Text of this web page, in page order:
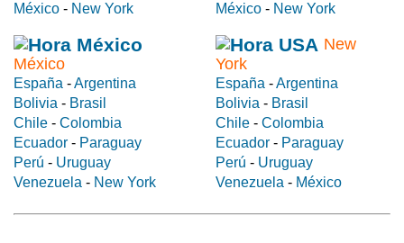
México - New York
México - New York
México
España -Argentina
Bolivia - Brasil
Chile - Colombia
Ecuador - Paraguay
Perú - Uruguay
Venezuela - New York
New
York
España -Argentina
Bolivia - Brasil
Chile - Colombia
Ecuador - Paraguay
Perú - Uruguay
Venezuela - México